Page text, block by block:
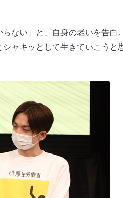
ない」と、自身の老いを告白。
ャキッとして生きていこうと